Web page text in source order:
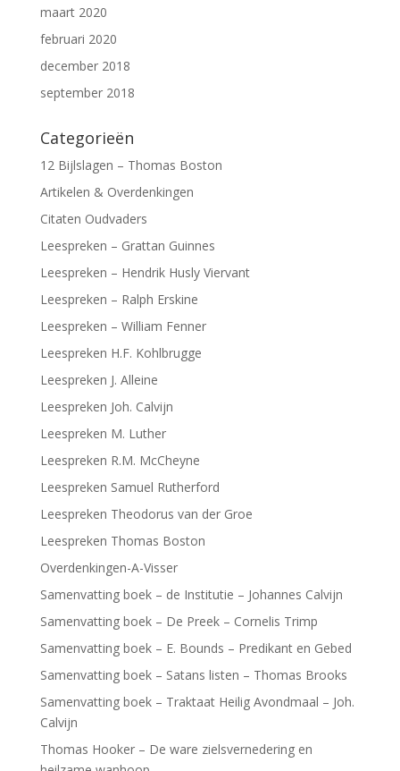
maart 2020
februari 2020
december 2018
september 2018
Categorieën
12 Bijlslagen – Thomas Boston
Artikelen & Overdenkingen
Citaten Oudvaders
Leespreken – Grattan Guinnes
Leespreken – Hendrik Husly Viervant
Leespreken – Ralph Erskine
Leespreken – William Fenner
Leespreken H.F. Kohlbrugge
Leespreken J. Alleine
Leespreken Joh. Calvijn
Leespreken M. Luther
Leespreken R.M. McCheyne
Leespreken Samuel Rutherford
Leespreken Theodorus van der Groe
Leespreken Thomas Boston
Overdenkingen-A-Visser
Samenvatting boek – de Institutie – Johannes Calvijn
Samenvatting boek – De Preek – Cornelis Trimp
Samenvatting boek – E. Bounds – Predikant en Gebed
Samenvatting boek – Satans listen – Thomas Brooks
Samenvatting boek – Traktaat Heilig Avondmaal – Joh.
Calvijn
Thomas Hooker – De ware zielsvernedering en